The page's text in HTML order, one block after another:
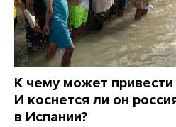
К чему может привести
И коснется ли он
в Испании?